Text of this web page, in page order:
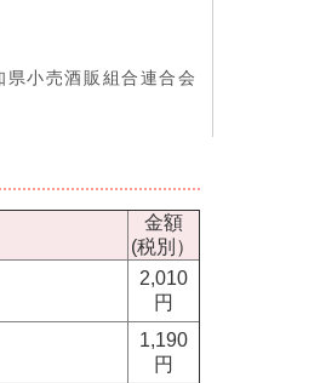
県小売酒販組合連合会
金額
(税別）
2,010
円
1,190
円